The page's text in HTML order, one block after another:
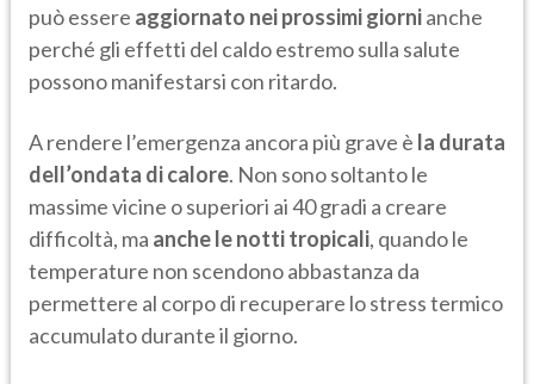
può essere aggiornato nei prossimi giornianche
perché gli effetti del caldo estremo sulla salute
possono manifestarsi con ritardo.
A rendere l’emergenza ancora più grave è la durata
dell’ondata di calore. Non sono soltanto le
massime vicine o superiori ai 40 gradi a creare
difficoltà, ma anche lenotti tropicali, quando le
temperature non scendono abbastanza da
permettere al corpo di recuperare lo stress termico
accumulato durante il giorno.